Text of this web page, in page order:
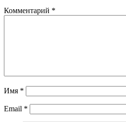
Комментарий *
Имя *
Email *